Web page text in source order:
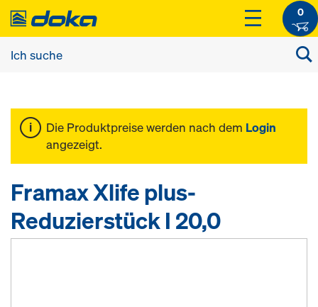
0
Die Produktpreise werden nach dem Login
angezeigt.
Framax Xlife plus-
Reduzierstück I 20,0